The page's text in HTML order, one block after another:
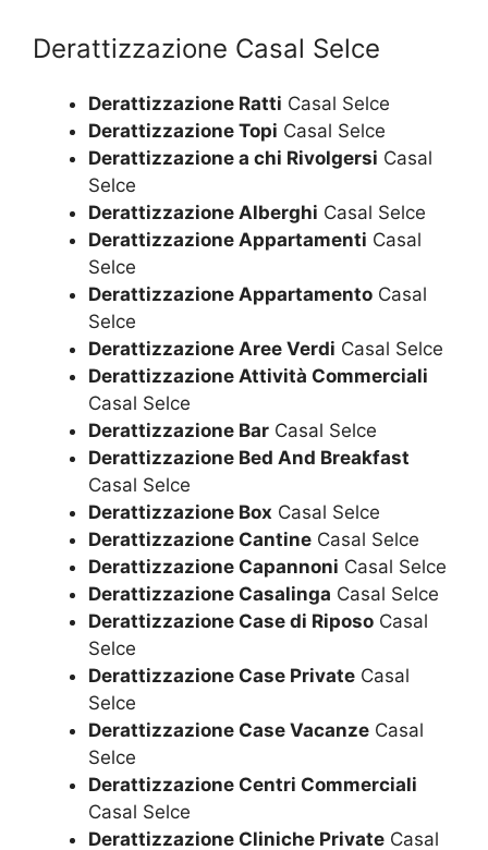
Derattizzazione Casal Selce
Derattizzazione Ratti Casal Selce
Derattizzazione Topi Casal Selce
Derattizzazione a chi Rivolgersi Casal
Selce
Derattizzazione Alberghi Casal Selce
Derattizzazione Appartamenti Casal
Selce
Derattizzazione Appartamento Casal
Selce
Derattizzazione Aree Verdi Casal Selce
Derattizzazione Attività Commerciali
Casal Selce
Derattizzazione Bar Casal Selce
Derattizzazione Bed And Breakfast
Casal Selce
Derattizzazione Box Casal Selce
Derattizzazione Cantine Casal Selce
Derattizzazione Capannoni Casal Selce
Derattizzazione Casalinga Casal Selce
Derattizzazione Case di Riposo Casal
Selce
Derattizzazione Case Private Casal
Selce
Derattizzazione Case Vacanze Casal
Selce
Derattizzazione Centri Commerciali
Casal Selce
Derattizzazione Cliniche Private Casal